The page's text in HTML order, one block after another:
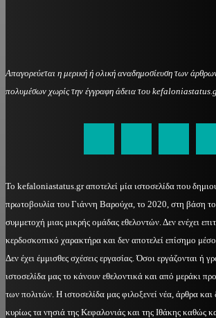
Απαγορεύεται η μερική ή ολική αναδημοσίευση των
πολυμέσων χωρίς την έγγραφη άδεια του
Το kefaloniastatus.gr αποτελεί μία ιστοσελίδα που
πρωτοβουλία του Γιάννη Βαρούχα, το 2020, στη βάση
συμμετοχή μιας μικρής ομάδας εθελοντών. Δεν ενέχει
κερδοσκοπικό χαρακτήρα και δεν αποτελεί επίσημο
Δεν έχει έμμισθες σχέσεις εργασίας. Όσοι εργάζονται ή
ιστοσελίδα μας το κάνουν εθελοντικά και από μεράκι
των πολιτών. Η ιστοσελίδα μας φιλοξενεί νέα, άρθρα
κυρίως τα νησιά της Κεφαλονιάς και της Ιθάκης καθώς